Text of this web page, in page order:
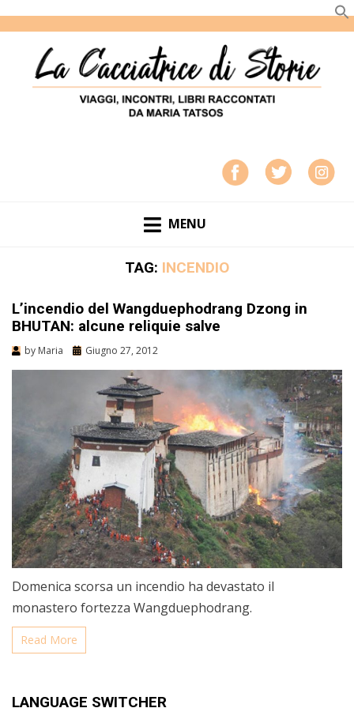
LA CACCIATRICE DI STORIE
VIAGGI, INCONTRI, LIBRI RACCONTATI DA MARIA
TATSOS
MENU
TAG: INCENDIO
L’incendio del Wangduephodrang Dzong in
BHUTAN: alcune reliquie salve
by Maria Giugno 27, 2012
Domenica scorsa un incendio ha devastato il
monastero fortezza Wangduephodrang.
Read More
LANGUAGE SWITCHER